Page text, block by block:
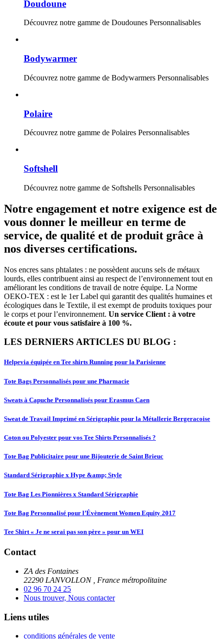
Doudoune
Découvrez notre gamme de Doudounes Personnalisables
Bodywarmer
Découvrez notre gamme de Bodywarmers Personnalisables
Polaire
Découvrez notre gamme de Polaires Personnalisables
Softshell
Découvrez notre gamme de Softshells Personnalisables
Notre engagement et notre exigence est de
vous donner le meilleur en terme de
service, de qualité et de produit grâce à
nos diverses certifications.
Nos encres sans phtalates : ne possèdent aucuns sels de métaux
lourds, elles contribuent ainsi au respect de l’environnement tout en
améliorant les conditions de travail de notre équipe. La Norme
OEKO-TEX : est le 1er Label qui garantit des qualités humaines et
écologiques dans le Textile, il est exempt de produits toxiques pour
le corps et pour l’environnement. Un service Client : à votre
écoute et pour vous satisfaire à 100 %.
LES DERNIERS ARTICLES DU BLOG :
Helpevia équipée en Tee shirts Running pour la Parisienne
Tote Bags Personnalisés pour une Pharmacie
Sweats à Capuche Personnalisés pour Erasmus Caen
Sweat de Travail Imprimé en Sérigraphie pour la Métallerie Bergeracoise
Coton ou Polyester pour vos Tee Shirts Personnalisés ?
Tote Bag Publicitaire pour une Bijouterie de Saint Brieuc
Standard Sérigraphie x Hype &amp; Style
Tote Bag Les Pionnières x Standard Sérigraphie
Tote Bag Personnalisé pour l’Évènement Women Equity 2017
Tee Shirt « Je ne serai pas son père » pour un WEI
Contact
ZA des Fontaines
22290 LANVOLLON , France métropolitaine
02 96 70 24 25
Nous trouver, Nous contacter
Liens utiles
conditions générales de vente